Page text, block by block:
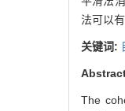
法可以
关键词:
The